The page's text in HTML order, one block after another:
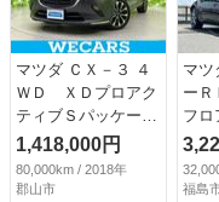
マツダ ＣＸ－３ ４
ＷＤ ＸＤプロアク
ティブＳパッケー
ジ 新品タイヤ／保
証書／純正 ＨＤＤ
ナビ／衝突安全装置
1,418,000円
80,000km / 2018年
郡山市
マツ
ー
フロ
セグ
ｅｔ
Ｄ／
福島